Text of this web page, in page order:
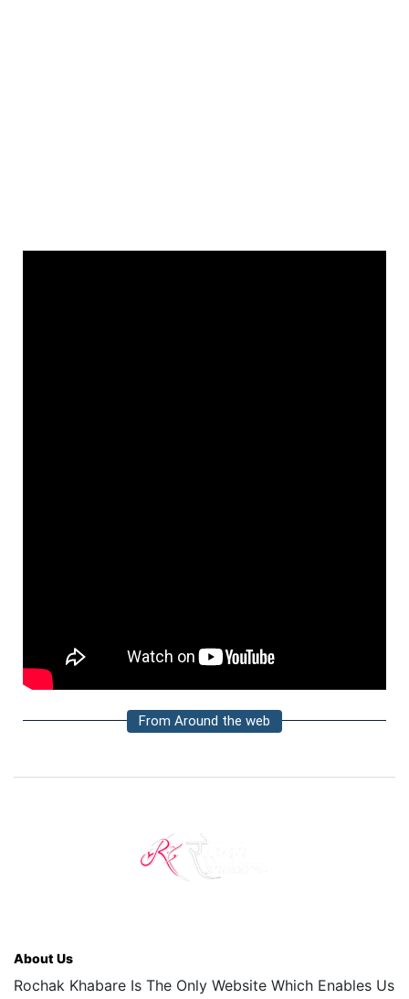
From Around the web
About Us
Rochak Khabare Is The Only Website Which Enables Us